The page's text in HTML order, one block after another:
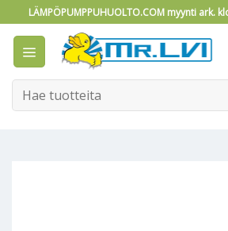
to
content
LÄMPÖPUMPPUHUOLTO.COM myynti ark.
Etsi: